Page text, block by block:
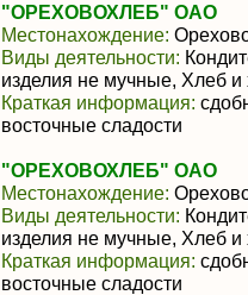
"ОРЕХОВОХЛЕБ" ОАО
Местонахождение:
Виды деятельности:
изделия не мучные, Хлеб
Краткая информация:
восточные сладости
"ОРЕХОВОХЛЕБ" ОАО
Местонахождение:
Виды деятельности:
изделия не мучные, Хлеб
Краткая информация:
восточные сладости